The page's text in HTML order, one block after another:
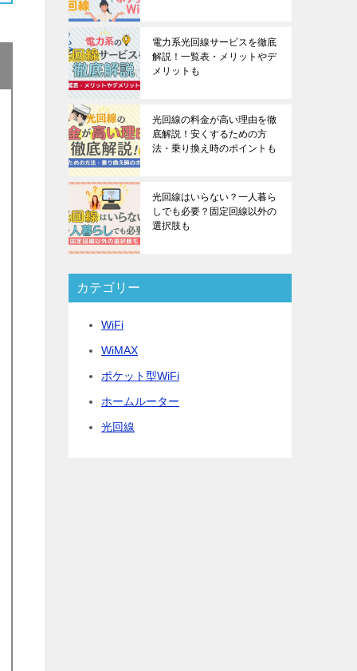
電力系光回線サービスを徹底
解説！一覧表・メリットやデ
メリットも
光回線の料金が高い理由を徹
底解説！安くするための方
法・乗り換え時のポイントも
光回線はいらない？一人暮ら
しでも必要？固定回線以外の
選択肢も
カテゴリー
WiFi
WiMAX
ポケット型WiFi
ホームルーター
光回線